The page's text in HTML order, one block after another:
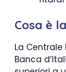
Cosa è
La
Banca